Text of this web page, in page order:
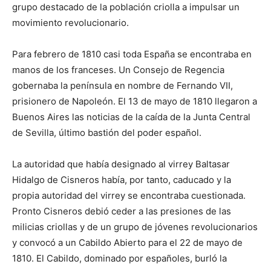
grupo destacado de la población criolla a impulsar un
movimiento revolucionario.
Para febrero de 1810 casi toda España se encontraba en
manos de los franceses. Un Consejo de Regencia
gobernaba la península en nombre de Fernando VII,
prisionero de Napoleón. El 13 de mayo de 1810 llegaron a
Buenos Aires las noticias de la caída de la Junta Central
de Sevilla, último bastión del poder español.
La autoridad que había designado al virrey Baltasar
Hidalgo de Cisneros había, por tanto, caducado y la
propia autoridad del virrey se encontraba cuestionada.
Pronto Cisneros debió ceder a las presiones de las
milicias criollas y de un grupo de jóvenes revolucionarios
y convocó a un Cabildo Abierto para el 22 de mayo de
1810. El Cabildo, dominado por españoles, burló la